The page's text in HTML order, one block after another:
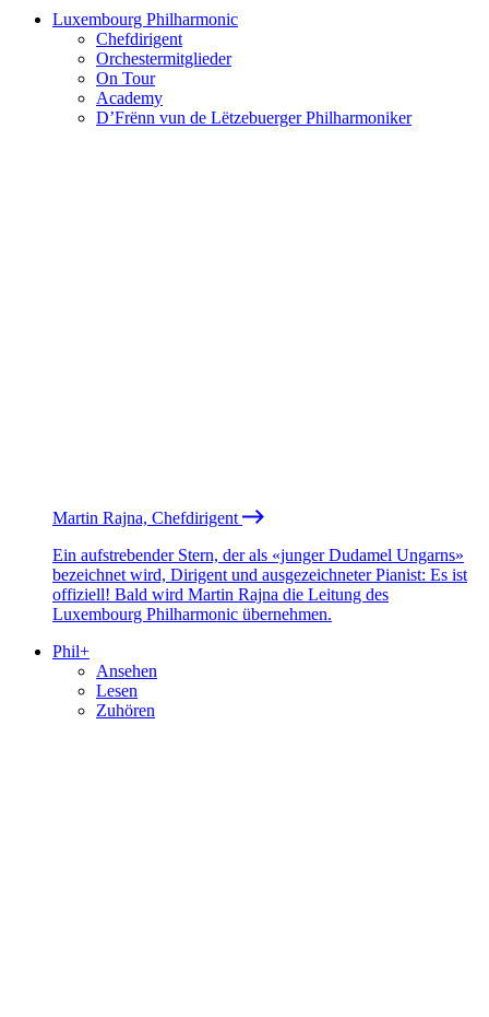
Luxembourg Philharmonic
Chefdirigent
Orchestermitglieder
On Tour
Academy
D’Frënn vun de Lëtzebuerger Philharmoniker
Martin Rajna, Chefdirigent
Ein aufstrebender Stern, der als «junger Dudamel Ungarns»
bezeichnet wird, Dirigent und ausgezeichneter Pianist: Es ist
offiziell! Bald wird Martin Rajna die Leitung des
Luxembourg Philharmonic übernehmen.
Phil+
Ansehen
Lesen
Zuhören